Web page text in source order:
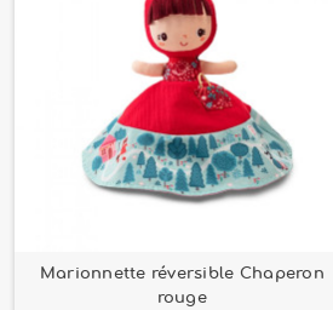
Marionnette réversible Chaperon
rouge